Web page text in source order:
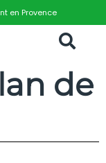
en Provence
de